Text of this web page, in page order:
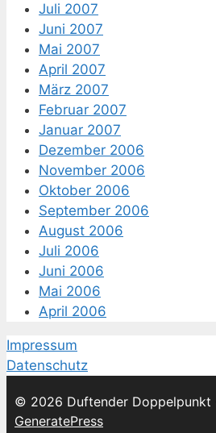
Juli 2007
Juni 2007
Mai 2007
April 2007
März 2007
Februar 2007
Januar 2007
Dezember 2006
November 2006
Oktober 2006
September 2006
August 2006
Juli 2006
Juni 2006
Mai 2006
April 2006
Impressum
Datenschutz
© 2026 Duftender Doppelpunkt
GeneratePress